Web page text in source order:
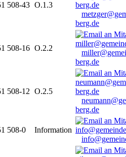
508-43 O.1.3
berg.de
508-16 O.2.2
berg.de
508-12 O.2.5
berg.de
508-0
Information